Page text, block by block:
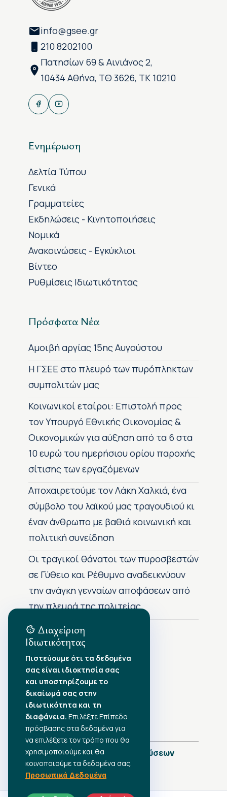
info@gsee.gr
210 8202100
Πατησίων 69 & Αινιάνος 2,
10434 Αθήνα, ΤΘ 3626, ΤΚ 10210
Ενημέρωση
Δελτία Τύπου
Γενικά
Γραμματείες
Εκδηλώσεις - Κινητοποιήσεις
Νομικά
Ανακοινώσεις - Εγκύκλιοι
Βίντεο
Ρυθμίσεις Ιδιωτικότητας
Πρόσφατα Νέα
Αμοιβή αργίας 15ης Αυγούστου
H ΓΣΕΕ στο πλευρό των πυρόπληκτων
συμπολιτών μας
Κοινωνικοί εταίροι: Επιστολή προς
τον Υπουργό Εθνικής Οικονομίας &
Οικονομικών για αύξηση από τα 6 στα
10 ευρώ του ημερήσιου ορίου παροχής
σίτισης των εργαζόμενων
Αποχαιρετούμε τον Λάκη Χαλκιά, ένα
σύμβολο του λαϊκού μας τραγουδιού κι
έναν άνθρωπο με βαθιά κοινωνική και
πολιτική συνείδηση
Οι τραγικοί θάνατοι των πυροσβεστών
σε Γύθειο και Ρέθυμνο αναδεικνύουν
την ανάγκη γενναίων αποφάσεων από
την πλευρά της πολιτείας
Αρχείο Δημοσιεύσεων
•Αύγουστος 2026
•Ιούλιος 2026
•Ιούνιος 2026
•Μάιος 2026
•Απρίλιος 2026
•Μάρτιος 2026
Πλήρες Ημερολόγιο Δημοσιεύσεων
Διαχείριση
Ιδιωτικότητας
Πιστεύουμε ότι τα δεδομένα
σας είναι ιδιοκτησία σας
και υποστηρίζουμε το
δικαίωμά σας στην
ιδιωτικότητα και τη
διαφάνεια. Επιλέξτε Επίπεδο
πρόσβασης στα δεδομένα για
να επιλέξετε τον τρόπο που θα
χρησιμοποιούμε και θα
κοινοποιούμε τα δεδομένα σας.
Προσωπικά Δεδομένα